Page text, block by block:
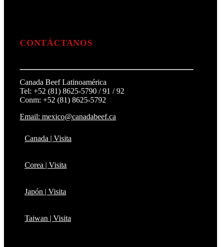
CONTÁCTANOS
Canada Beef Latinoamérica
Tel: +52 (81) 8625-5790 / 91 / 92
Conm: +52 (81) 8625-5792
Email: mexico@canadabeef.ca
Canada | Visita
Corea | Visita
Japón | Visita
Taiwan | Visita